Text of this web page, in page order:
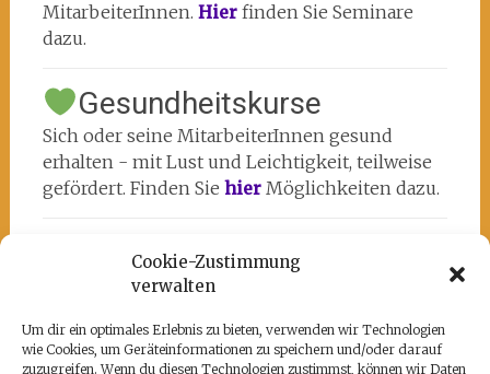
Cookie-Zustimmung
verwalten
Um dir ein optimales Erlebnis zu bieten, verwenden wir Technologien
wie Cookies, um Geräteinformationen zu speichern und/oder darauf
zuzugreifen. Wenn du diesen Technologien zustimmst, können wir Daten
MitarbeiterInnen. Hier finden Sie Seminare
dazu.
Gesundheitskurse
Sich oder seine MitarbeiterInnen gesund
erhalten - mit Lust und Leichtigkeit, teilweise
gefördert. Finden Sie hier Möglichkeiten dazu.
Unsere Partner